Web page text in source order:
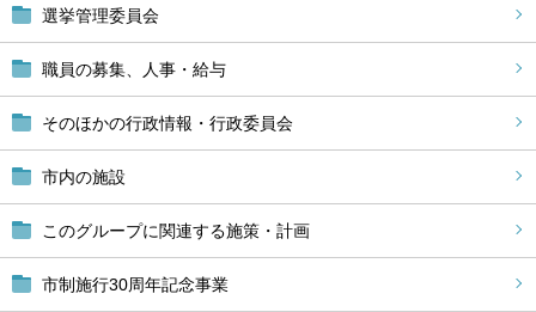
選挙管理委員会
職員の募集、人事・給与
そのほかの行政情報・行政委員会
市内の施設
このグループに関連する施策・計画
市制施行30周年記念事業